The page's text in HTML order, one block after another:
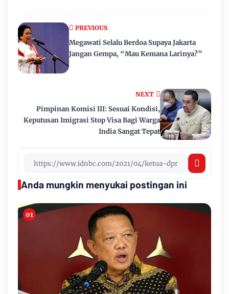
NEXT
Pimpinan Komisi III: Sesuai Kondisi,
Keputusan Imigrasi Stop Visa Bagi Warga
India Sangat Tepat
PREVIOUS
Megawati Selalu Berdoa Supaya Jakarta
Jangan Gempa, “Mau Kemana Larinya?”
Anda mungkin menyukai postingan ini